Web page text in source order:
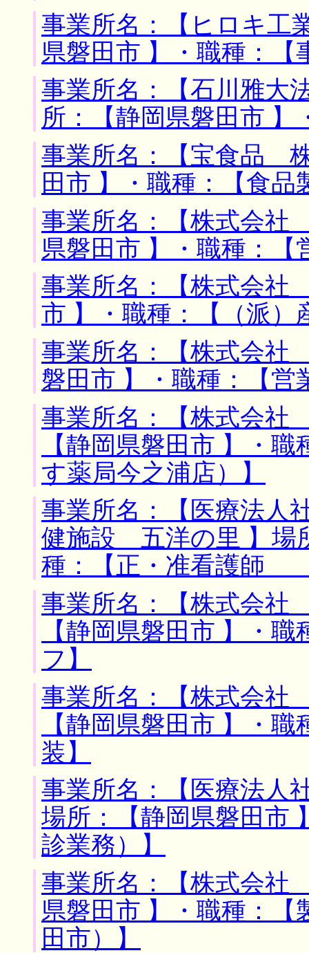
事業所名：【ヒロキ
県磐田市 】・職種：【
事業所名：【石川雅大
所：【静岡県磐田市 】
事業所名：【宝食品
田市 】・職種：【食品
事業所名：【株式会
県磐田市 】・職種：【
事業所名：【株式会社
市 】・職種：【（派）
事業所名：【株式会社
磐田市 】・職種：【営
事業所名：【株式会
【静岡県磐田市 】・
す薬局今之浦店）】
事業所名：【医療法人
健施設 五洋の里 】場
種：【正・准看護師
事業所名：【株式会
【静岡県磐田市 】・
フ】
事業所名：【株式会
【静岡県磐田市 】・
装】
事業所名：【医療法
場所：【静岡県磐田市
診業務）】
事業所名：【株式会
県磐田市 】・職種：
田市）】